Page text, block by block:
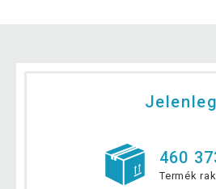
Jelenleg
460
Termék